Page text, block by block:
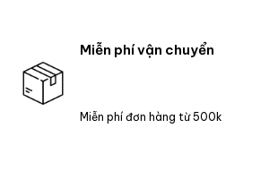
Miễn phí vận chuyển
Miễn phí đơn hàng từ 500k